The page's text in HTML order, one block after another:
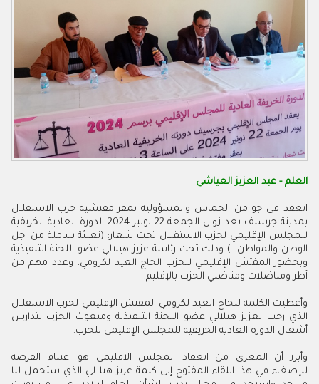
العلم - عبد العزيز العياشي
انعقد في جو من الحماس والمسؤولية بمقر مفتشية حزب الاستقلال
بمدينة جرسبف بعد زوال الجمعة 22 نونبر 2024 الدورة العادية الخريفية
للمجلس الإقليمي لحزب الاستقلال تحت شعار: (تعبئة شاملة من اجل
الوطن والمواطن...) وذلك تحت رئاسة عزيز هيلالي عضو اللجنة التنفيذية
وبحضور المفتش الإقليمي للحزب الحاج العيد لكرومي، وعدد مهم من
أطر ومناضلات ومناضلي الحزب بالإقليم.
وأعطيت الكلمة للحاج العيد لكرومي المفتش الإقليمي لحزب الاستقلال
الذي رحب بعزيز هيلالي عضو اللجنة التنفيذية ومبعوث الحزب لتدارس
أشغال الدورة العادية الخريفية للمجلس الإقليمي للحزب.
وأبرز أن المغزى من انعقاد المجلس الاقليمي هو اغتنام الفرصة
للإصغاء في هذا اللقاء المفتوح إلى كلمة عزيز هيلالي الذي ستحمل لنا